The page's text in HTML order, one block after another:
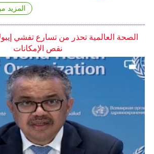
المزيد
الصحة العالمية تحذر من تسارع تفشي
نقص الإمكانات